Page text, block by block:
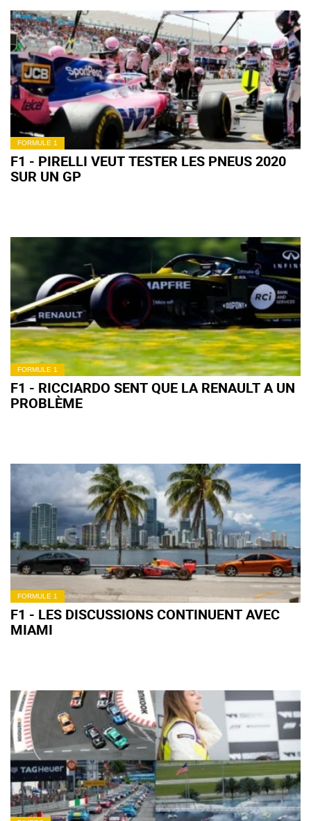
FORMULE 1
F1 - PIRELLI VEUT TESTER LES PNEUS 2020
SUR UN GP
FORMULE 1
F1 - RICCIARDO SENT QUE LA RENAULT A UN
PROBLÈME
FORMULE 1
F1 - LES DISCUSSIONS CONTINUENT AVEC
MIAMI